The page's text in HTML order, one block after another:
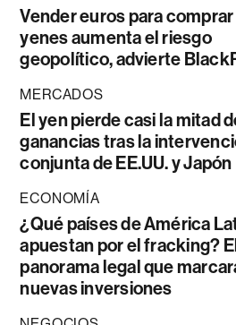
Vender euros para comprar
yenes aumenta el riesgo
geopolítico, advierte
MERCADOS
El yen pierde casi la mitad
ganancias tras la
conjunta de EE.UU. y Japón
ECONOMÍA
¿Qué países de América
apuestan por el fracking?
panorama legal que
nuevas inversiones